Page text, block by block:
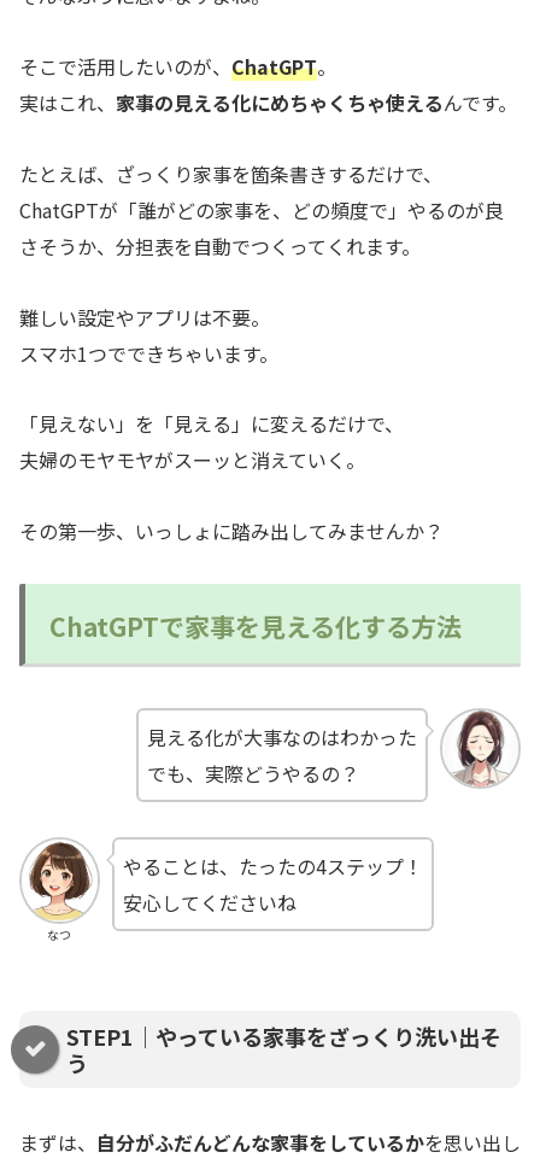
そこで活用したいのが、 ChatGPT。
実はこれ、 家事の見える化にめちゃくちゃ使えるんです。
たとえば、ざっくり家事を箇条書きするだけで、
ChatGPTが「誰がどの家事を、どの頻度で」やるのが良
さそうか、分担表を自動でつくってくれます。
難しい設定やアプリは不要。
スマホ1つでできちゃいます。
「見えない」を「見える」に変えるだけで、
夫婦のモヤモヤがスーッと消えていく。
その第一歩、いっしょに踏み出してみませんか？
ChatGPTで家事を見える化する方法
見える化が大事なのはわかった
でも、実際どうやるの？
なつ
やることは、たったの4ステップ！
安心してくださいね
STEP1｜やっている家事をざっくり洗い出そ
う
まずは、 自分がふだんどんな家事をしているかを思い出し